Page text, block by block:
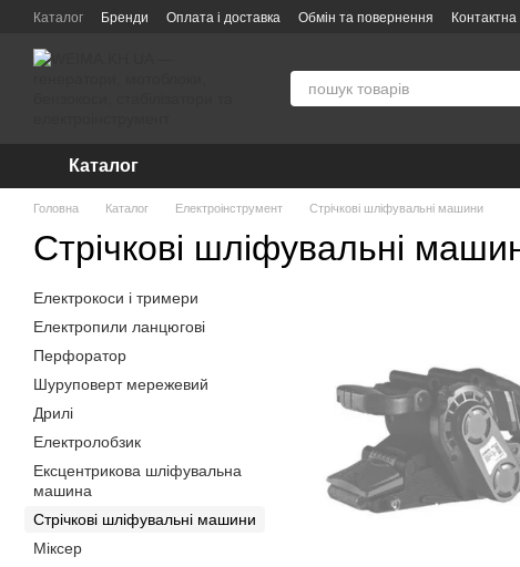
Перейти до основного контенту
Каталог Бренди Оплата і доставка Обмін та повернення
Каталог
Головна Каталог Електроінструмент Стрічкові шліфувальні машини
Стрічкові шліфувальні
Електрокоси і тримери
Електропили ланцюгові
Перфоратор
Шуруповерт мережевий
Дрилі
Електролобзик
Ексцентрикова шліфувальна
машина
Стрічкові шліфувальні машини
Міксер